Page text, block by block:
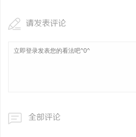
请发表评论
全部评论